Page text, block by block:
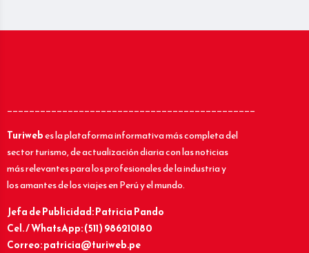
_____________________________________________
Turiwebes la plataforma informativa más completa del
sector turismo, de actualización diaria con las noticias
más relevantes para los profesionales de la industria y
los amantes de los viajes en Perú y el mundo.
Jefa de Publicidad: Patricia Pando
Cel. / WhatsApp: (511) 986210180
Correo: patricia@turiweb.pe